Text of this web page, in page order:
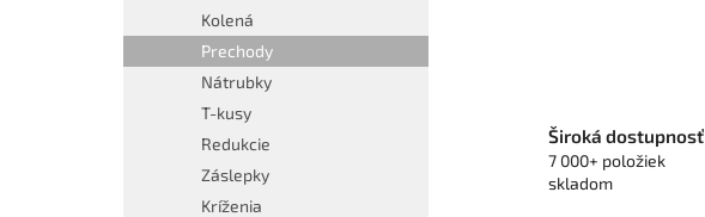
Kolená
Prechody
Nátrubky
T-kusy
Redukcie
Záslepky
Kríženia
Široká dostupnosť
7 000+ položiek
skladom